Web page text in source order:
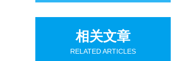
相关文章
RELATED ARTICLES